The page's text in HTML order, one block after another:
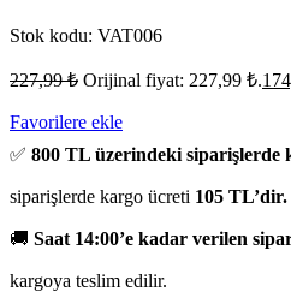
Stok kodu: VAT006
227,99₺ Orijinal fiyat: 227,99 ₺.
Favorilere ekle
✅ 800 TL üzerindeki siparişlerde
siparişlerde kargo ücreti 105 TL’dir.
🚚 Saat 14:00’e kadar verilen
kargoya teslim edilir.